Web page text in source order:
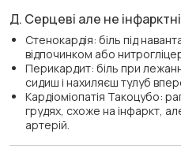
Д. Серцеві але не
Стенокардія: біль під
відпочинком або
Перикардит: біль при
сидиш і нахиляєш тулуб
Кардіоміопатія Такоцубо:
грудях, схоже на інфаркт,
артерій.